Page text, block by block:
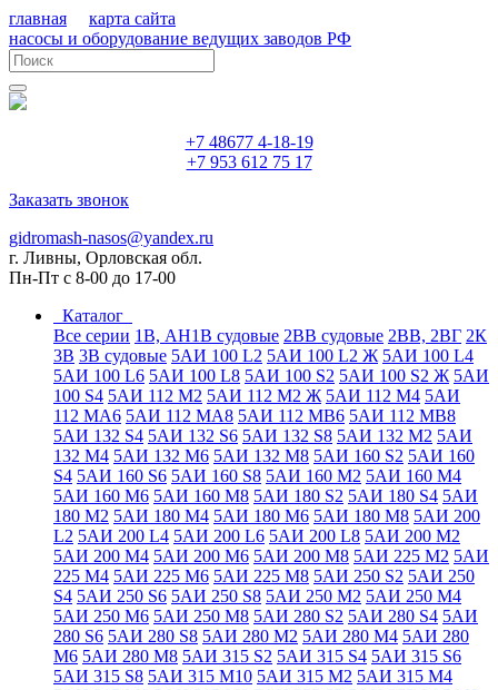
главная
карта сайта
насосы и оборудование ведущих заводов РФ
+7 48677 4-18-19
+7 953 612 75 17
Заказать звонок
gidromash-nasos@yandex.ru
г. Ливны, Орловская обл.
Пн-Пт с 8-00 до 17-00
Каталог
Все серии 1В, АН1В судовые 2ВВ судовые 2ВВ, 2ВГ 2К
3В 3В судовые 5АИ 100 L2 5АИ 100 L2 Ж 5АИ 100 L4
5АИ 100 L6 5АИ 100 L8 5АИ 100 S2 5АИ 100 S2 Ж 5АИ
100 S4 5АИ 112 М2 5АИ 112 М2 Ж 5АИ 112 М4 5АИ
112 МА6 5АИ 112 МА8 5АИ 112 МВ6 5АИ 112 МВ8
5АИ 132 S4 5АИ 132 S6 5АИ 132 S8 5АИ 132 М2 5АИ
132 М4 5АИ 132 М6 5АИ 132 М8 5АИ 160 S2 5АИ 160
S4 5АИ 160 S6 5АИ 160 S8 5АИ 160 М2 5АИ 160 М4
5АИ 160 М6 5АИ 160 М8 5АИ 180 S2 5АИ 180 S4 5АИ
180 М2 5АИ 180 М4 5АИ 180 М6 5АИ 180 М8 5АИ 200
L2 5АИ 200 L4 5АИ 200 L6 5АИ 200 L8 5АИ 200 М2
5АИ 200 М4 5АИ 200 М6 5АИ 200 М8 5АИ 225 М2 5АИ
225 М4 5АИ 225 М6 5АИ 225 М8 5АИ 250 S2 5АИ 250
S4 5АИ 250 S6 5АИ 250 S8 5АИ 250 М2 5АИ 250 М4
5АИ 250 М6 5АИ 250 М8 5АИ 280 S2 5АИ 280 S4 5АИ
280 S6 5АИ 280 S8 5АИ 280 М2 5АИ 280 М4 5АИ 280
М6 5АИ 280 М8 5АИ 315 S2 5АИ 315 S4 5АИ 315 S6
5АИ 315 S8 5АИ 315 М10 5АИ 315 М2 5АИ 315 М4